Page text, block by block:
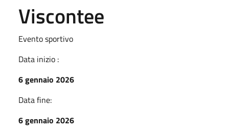
Viscontee
Evento sportivo
Data inizio :
6 gennaio 2026
Data fine:
6 gennaio 2026